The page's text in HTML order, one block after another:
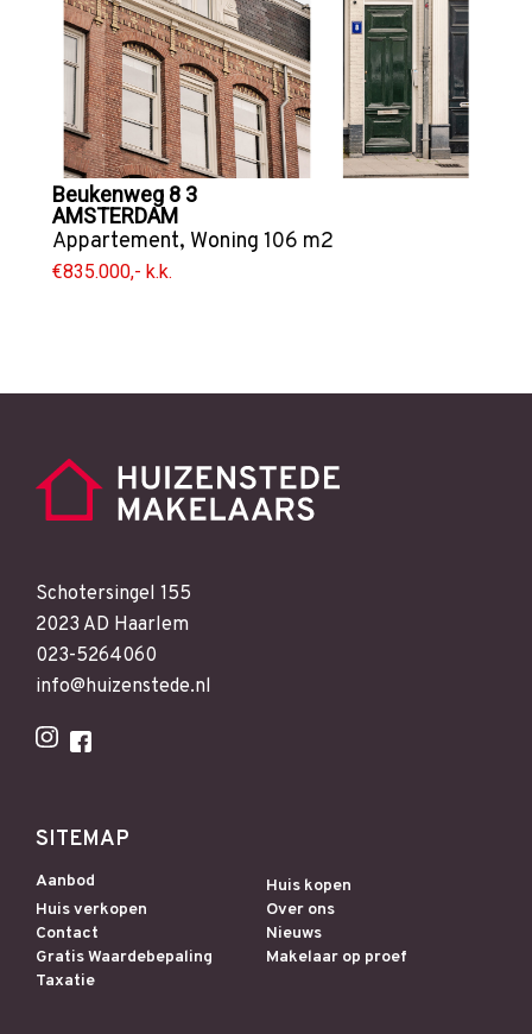
Beukenweg 8 3
AMSTERDAM
Appartement, Woning 106 m2
€835.000,- k.k.
Schotersingel 155
2023 AD Haarlem
023-5264060
info@huizenstede.nl
SITEMAP
Aanbod
Huis kopen
Huis verkopen
Over ons
Contact
Nieuws
Gratis Waardebepaling
Makelaar op proef
Taxatie